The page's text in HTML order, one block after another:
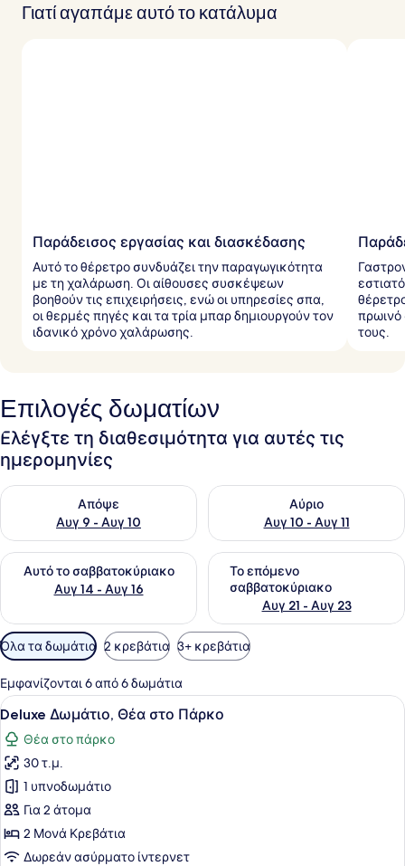
Γιατί αγαπάμε αυτό το κατάλυμα
Παράδεισος εργασίας και διασκέδασης
Αυτό το θέρετρο συνδυάζει την παραγωγικότητα
με τη χαλάρωση. Οι αίθουσες συσκέψεων
βοηθούν τις επιχειρήσεις, ενώ οι υπηρεσίες σπα,
οι θερμές πηγές και τα τρία μπαρ δημιουργούν τον
ιδανικό χρόνο χαλάρωσης.
πρωινό
τους.
Επιλογές δωματίων
Ελέγξτε τη διαθεσιμότητα για αυτές τις
ημερομηνίες
Απόψε
Αυγ 9 - Αυγ 10
Έλεγχος διαθεσιμότητας για απόψε Αυγ 9 - Αυγ 10
Αύριο
Αυγ 10 - Αυγ 11
Έλεγχος διαθεσιμότητας
Αυτό το σαββατοκύριακο
Αυγ 14 - Αυγ 16
Έλεγχος διαθεσιμότητας για αυτό το σαββατοκύριακο Αυγ
Το επόμενο
σαββατοκύριακο
Αυγ 21 - Αυγ 23
Έλεγχος διαθεσιμότητας
Διαθέσιμα
φίλτρα
για
τα
δωμάτια
Όλα τα δωμάτια 2 κρεβάτια 3+ κρεβάτια
Εμφανίζονται 6 από 6 δωμάτια
Προβολή
όλων
των
φωτογραφιών
για
Deluxe
Δωμάτιο,
Θέα
Ένα δωμάτιο ξενοδοχείου με ένα
2
Deluxe Δωμάτιο, Θέα στο Πάρκο
Θέα στο πάρκο
30 τ.μ.
1 υπνοδωμάτιο
Για 2 άτομα
2 Μονά Κρεβάτια
Δωρεάν ασύρματο ίντερνετ